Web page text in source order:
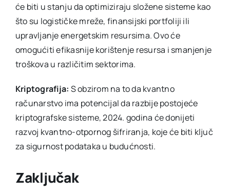
će biti u stanju da optimiziraju složene sisteme kao
što su logističke mreže, finansijski portfoliji ili
upravljanje energetskim resursima. Ovo će
omogućiti efikasnije korištenje resursa i smanjenje
troškova u različitim sektorima.
Kriptografija: S obzirom na to da kvantno
računarstvo ima potencijal da razbije postojeće
kriptografske sisteme, 2024. godina će donijeti
razvoj kvantno-otpornog šifriranja, koje će biti ključ
za sigurnost podataka u budućnosti.
Zaključak